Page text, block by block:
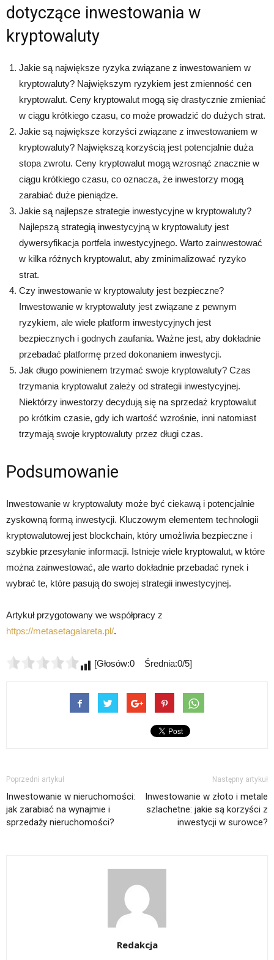
dotyczące inwestowania w
kryptowaluty
Jakie są największe ryzyka związane z inwestowaniem w
kryptowaluty? Największym ryzykiem jest zmienność cen
kryptowalut. Ceny kryptowalut mogą się drastycznie zmieniać
w ciągu krótkiego czasu, co może prowadzić do dużych strat.
Jakie są największe korzyści związane z inwestowaniem w
kryptowaluty? Największą korzyścią jest potencjalnie duża
stopa zwrotu. Ceny kryptowalut mogą wzrosnąć znacznie w
ciągu krótkiego czasu, co oznacza, że inwestorzy mogą
zarabiać duże pieniądze.
Jakie są najlepsze strategie inwestycyjne w kryptowaluty?
Najlepszą strategią inwestycyjną w kryptowaluty jest
dywersyfikacja portfela inwestycyjnego. Warto zainwestować
w kilka różnych kryptowalut, aby zminimalizować ryzyko
strat.
Czy inwestowanie w kryptowaluty jest bezpieczne?
Inwestowanie w kryptowaluty jest związane z pewnym
ryzykiem, ale wiele platform inwestycyjnych jest
bezpiecznych i godnych zaufania. Ważne jest, aby dokładnie
przebadać platformę przed dokonaniem inwestycji.
Jak długo powinienem trzymać swoje kryptowaluty? Czas
trzymania kryptowalut zależy od strategii inwestycyjnej.
Niektórzy inwestorzy decydują się na sprzedaż kryptowalut
po krótkim czasie, gdy ich wartość wzrośnie, inni natomiast
trzymają swoje kryptowaluty przez długi czas.
Podsumowanie
Inwestowanie w kryptowaluty może być ciekawą i potencjalnie
zyskowną formą inwestycji. Kluczowym elementem technologii
kryptowalutowej jest blockchain, który umożliwia bezpieczne i
szybkie przesyłanie informacji. Istnieje wiele kryptowalut, w które
można zainwestować, ale warto dokładnie przebadać rynek i
wybrać te, które pasują do swojej strategii inwestycyjnej.
Artykuł przygotowany we współpracy z
https://metasetagalareta.pl/.
[Głosów:0 Średnia:0/5]
Poprzedni artykuł
Inwestowanie w nieruchomości:
jak zarabiać na wynajmie i
sprzedaży nieruchomości?
Następny artykuł
Inwestowanie w złoto i metale
szlachetne: jakie są korzyści z
inwestycji w surowce?
Redakcja